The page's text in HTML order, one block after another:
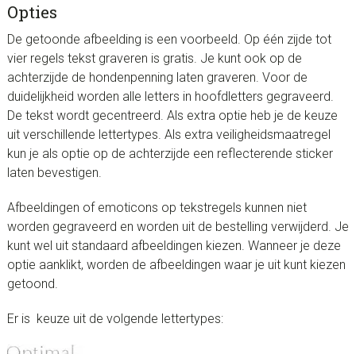
Opties
De getoonde afbeelding is een voorbeeld. Op één zijde tot
vier regels tekst graveren is gratis. Je kunt ook op de
achterzijde de hondenpenning laten graveren. Voor de
duidelijkheid worden alle letters in hoofdletters gegraveerd.
De tekst wordt gecentreerd. Als extra optie heb je de keuze
uit verschillende lettertypes. Als extra veiligheidsmaatregel
kun je als optie op de achterzijde een reflecterende sticker
laten bevestigen.
Afbeeldingen of emoticons op tekstregels kunnen niet
worden gegraveerd en worden uit de bestelling verwijderd. Je
kunt wel uit standaard afbeeldingen kiezen. Wanneer je deze
optie aanklikt, worden de afbeeldingen waar je uit kunt kiezen
getoond.
Er is keuze uit de volgende lettertypes: